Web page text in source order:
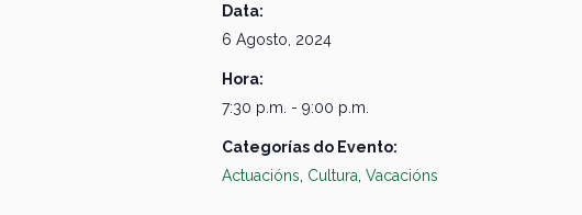
Data:
6 Agosto, 2024
Hora:
7:30 p.m. - 9:00 p.m.
Categorías do Evento:
Actuacións Cultura Vacacións